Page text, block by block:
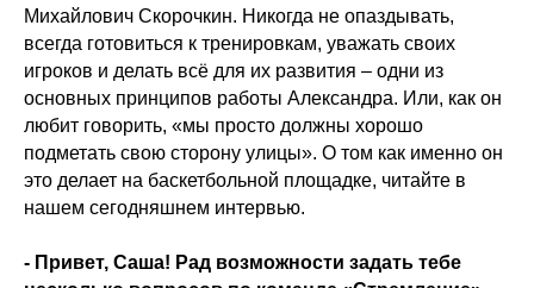
Михайлович Скорочкин. Никогда не опаздывать,
всегда готовиться к тренировкам, уважать своих
игроков и делать всё для их развития – одни из
основных принципов работы Александра. Или, как он
любит говорить, «мы просто должны хорошо
подметать свою сторону улицы». О том как именно он
это делает на баскетбольной площадке, читайте в
нашем сегодняшнем интервью.
- Привет, Саша! Рад возможности задать тебе